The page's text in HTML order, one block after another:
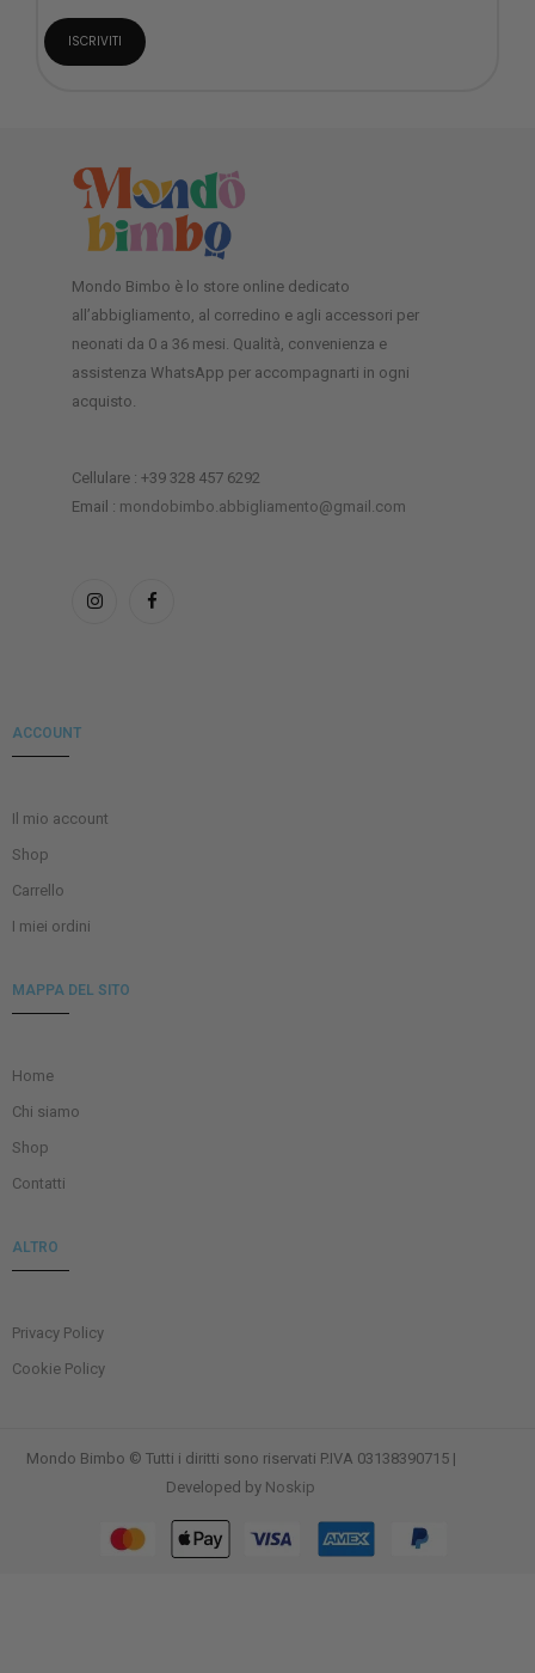
Mondo Bimbo è lo store online dedicato
all’abbigliamento, al corredino e agli accessori per
neonati da 0 a 36 mesi. Qualità, convenienza e
assistenza WhatsApp per accompagnarti in ogni
acquisto.
Cellulare : +39 328 457 6292
Email : mondobimbo.abbigliamento@gmail.com
ACCOUNT
Il mio account
Shop
Carrello
I miei ordini
MAPPA DEL SITO
Home
Chi siamo
Shop
Contatti
ALTRO
Privacy Policy
Cookie Policy
Mondo Bimbo © Tutti i diritti sono riservati P.IVA 03138390715 |
Developed by Noskip